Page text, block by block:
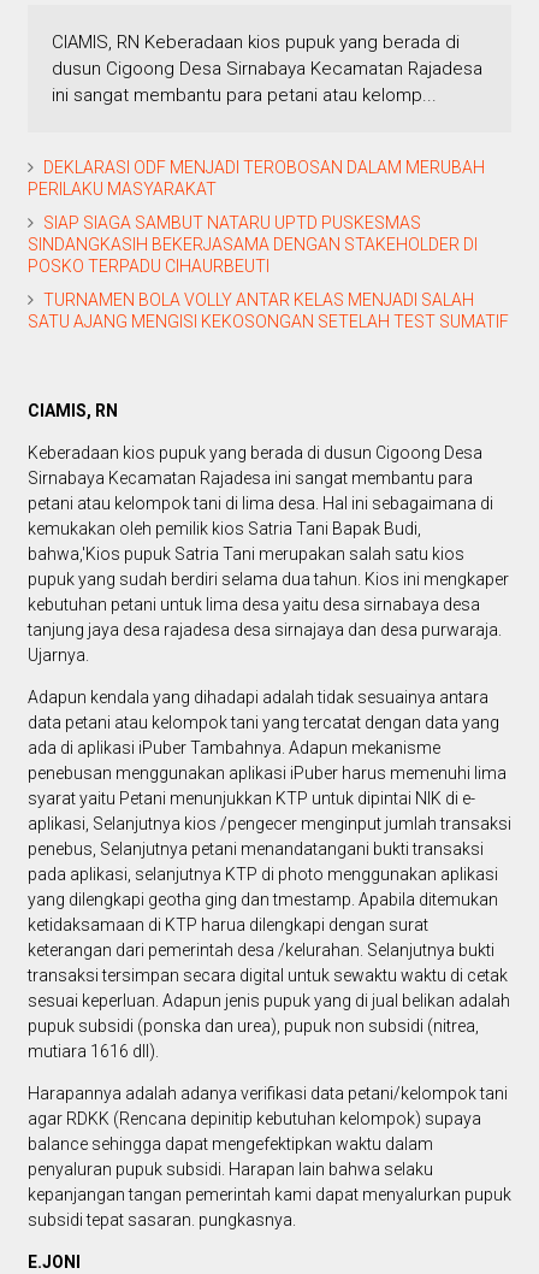
CIAMIS, RN Keberadaan kios pupuk yang berada di
dusun Cigoong Desa Sirnabaya Kecamatan Rajadesa
ini sangat membantu para petani atau kelomp...
DEKLARASI ODF MENJADI TEROBOSAN DALAM MERUBAH
PERILAKU MASYARAKAT
SIAP SIAGA SAMBUT NATARU UPTD PUSKESMAS
SINDANGKASIH BEKERJASAMA DENGAN STAKEHOLDER DI
POSKO TERPADU CIHAURBEUTI
TURNAMEN BOLA VOLLY ANTAR KELAS MENJADI SALAH
SATU AJANG MENGISI KEKOSONGAN SETELAH TEST SUMATIF
CIAMIS, RN
Keberadaan kios pupuk yang berada di dusun Cigoong Desa
Sirnabaya Kecamatan Rajadesa ini sangat membantu para
petani atau kelompok tani di lima desa. Hal ini sebagaimana di
kemukakan oleh pemilik kios Satria Tani Bapak Budi,
bahwa,'Kios pupuk Satria Tani merupakan salah satu kios
pupuk yang sudah berdiri selama dua tahun. Kios ini mengkaper
kebutuhan petani untuk lima desa yaitu desa sirnabaya desa
tanjung jaya desa rajadesa desa sirnajaya dan desa purwaraja.
Ujarnya.
Adapun kendala yang dihadapi adalah tidak sesuainya antara
data petani atau kelompok tani yang tercatat dengan data yang
ada di aplikasi iPuber Tambahnya. Adapun mekanisme
penebusan menggunakan aplikasi iPuber harus memenuhi lima
syarat yaitu Petani menunjukkan KTP untuk dipintai NIK di e-
aplikasi, Selanjutnya kios /pengecer menginput jumlah transaksi
penebus, Selanjutnya petani menandatangani bukti transaksi
pada aplikasi, selanjutnya KTP di photo menggunakan aplikasi
yang dilengkapi geotha ging dan tmestamp. Apabila ditemukan
ketidaksamaan di KTP harua dilengkapi dengan surat
keterangan dari pemerintah desa /kelurahan. Selanjutnya bukti
transaksi tersimpan secara digital untuk sewaktu waktu di cetak
sesuai keperluan. Adapun jenis pupuk yang di jual belikan adalah
pupuk subsidi (ponska dan urea), pupuk non subsidi (nitrea,
mutiara 1616 dll).
Harapannya adalah adanya verifikasi data petani/kelompok tani
agar RDKK (Rencana depinitip kebutuhan kelompok) supaya
balance sehingga dapat mengefektipkan waktu dalam
penyaluran pupuk subsidi. Harapan lain bahwa selaku
kepanjangan tangan pemerintah kami dapat menyalurkan pupuk
subsidi tepat sasaran. pungkasnya.
E.JONI